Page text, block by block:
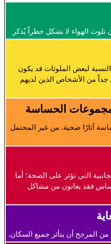
تلوث الهواء لا يشكل خطراً يُذكر
لبعض الملوثات قد يكون
من الأشخاص الذين لديهم
الحساسة
آثارًا صحية. من غير المحتمل
التي تؤثر على الصحة؛ أما
فقد يعانون من مشاكل
المرجح أن يتأثر جميع السكان.